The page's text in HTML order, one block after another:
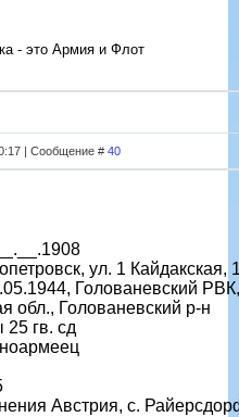
- это Армия и Флот
| Сообщение # 40
ул. 1 Кайдакская,
Голованевский РВК,
обл., Голованевский р-н
гв. сд
Австрия, с.